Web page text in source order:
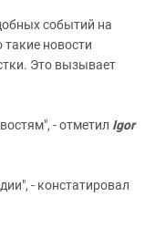
событий на
новости
Это вызывает
- отметил Igor
- констатировал